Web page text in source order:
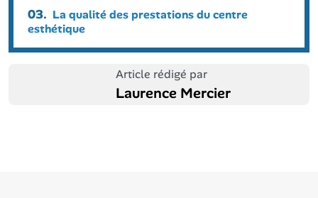
03. La qualité des prestations du centre
esthétique
Article rédigé par
Laurence Mercier